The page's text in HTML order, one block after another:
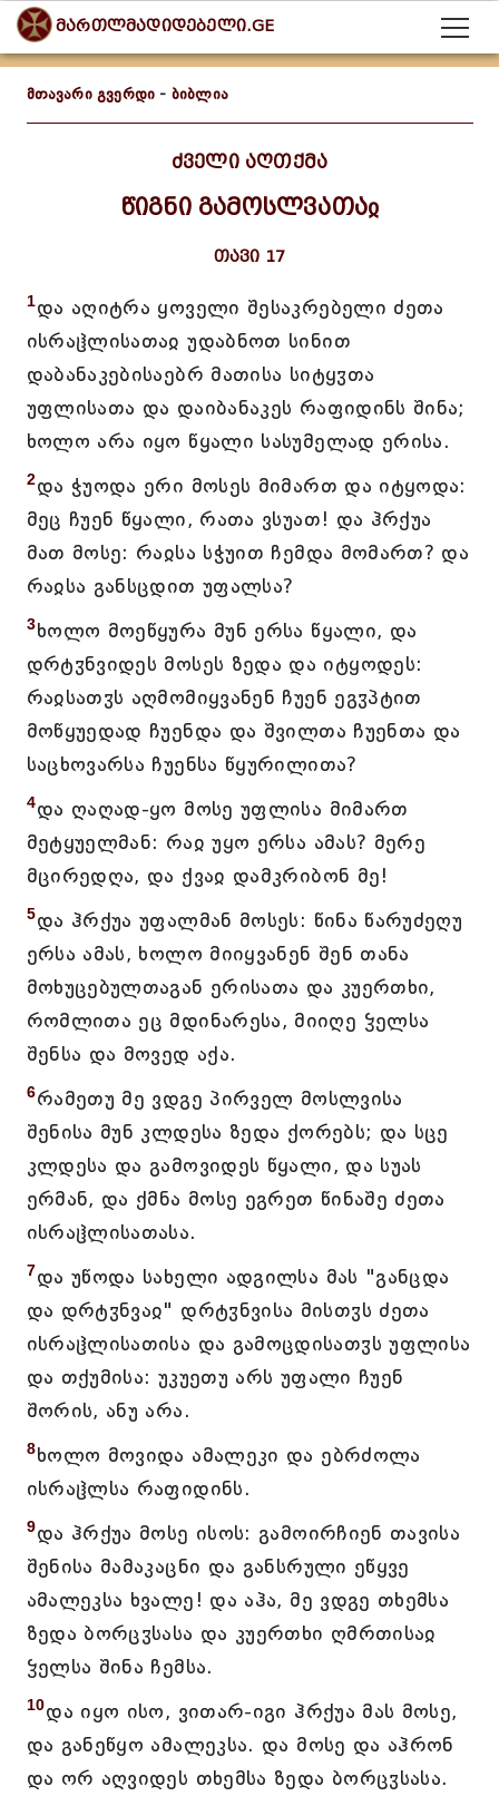
მართლმადიდებელი.GE
მთავარი გვერდი - ბიბლია
ძველი აღთქმა
წიგნი გამოსლვათაჲ
თავი 17
1და აღიტრა ყოველი შესაკრებელი ძეთა
ისრაჱლისათაჲ უდაბნოთ სინით
დაბანაკებისაებრ მათისა სიტყჳთა
უფლისათა და დაიბანაკეს რაფიდინს შინა;
ხოლო არა იყო წყალი სასუმელად ერისა.
2და ჭუოდა ერი მოსეს მიმართ და იტყოდა:
მეც ჩუენ წყალი, რათა ვსუათ! და ჰრქუა
მათ მოსე: რაჲსა სჭუით ჩემდა მომართ? და
რაჲსა განსცდით უფალსა?
3ხოლო მოეწყურა მუნ ერსა წყალი, და
დრტჳნვიდეს მოსეს ზედა და იტყოდეს:
რაჲსათჳს აღმომიყვანენ ჩუენ ეგჳპტით
მოწყუედად ჩუენდა და შვილთა ჩუენთა და
საცხოვარსა ჩუენსა წყურილითა?
4და ღაღად-ყო მოსე უფლისა მიმართ
მეტყუელმან: რაჲ უყო ერსა ამას? მერე
მცირედღა, და ქვაჲ დამკრიბონ მე!
5და ჰრქუა უფალმან მოსეს: წინა წარუძეღუ
ერსა ამას, ხოლო მიიყვანენ შენ თანა
მოხუცებულთაგან ერისათა და კუერთხი,
რომლითა ეც მდინარესა, მიიღე ჴელსა
შენსა და მოვედ აქა.
6რამეთუ მე ვდგე პირველ მოსლვისა
შენისა მუნ კლდესა ზედა ქორებს; და სცე
კლდესა და გამოვიდეს წყალი, და სუას
ერმან, და ქმნა მოსე ეგრეთ წინაშე ძეთა
ისრაჱლისათასა.
7და უწოდა სახელი ადგილსა მას "განცდა
და დრტჳნვაჲ" დრტჳნვისა მისთჳს ძეთა
ისრაჱლისათისა და გამოცდისათჳს უფლისა
და თქუმისა: უკუეთუ არს უფალი ჩუენ
შორის, ანუ არა.
8ხოლო მოვიდა ამალეკი და ებრძოლა
ისრაჱლსა რაფიდინს.
9და ჰრქუა მოსე ისოს: გამოირჩიენ თავისა
შენისა მამაკაცნი და განსრული ეწყვე
ამალეკსა ხვალე! და აჰა, მე ვდგე თხემსა
ზედა ბორცჳსასა და კუერთხი ღმრთისაჲ
ჴელსა შინა ჩემსა.
10და იყო ისო, ვითარ-იგი ჰრქუა მას მოსე,
და განეწყო ამალეკსა. და მოსე და აჰრონ
და ორ აღვიდეს თხემსა ზედა ბორცჳსასა.